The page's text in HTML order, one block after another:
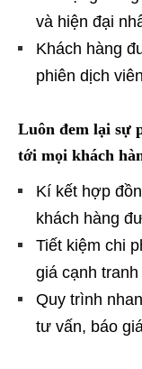
và hiện đại
Khách hàng
phiên dịch
Luôn đem lại sự
tới mọi khách
Kí kết hợp
khách hàng
Tiết kiệm chi
giá cạnh
Quy trình
tư vấn, báo